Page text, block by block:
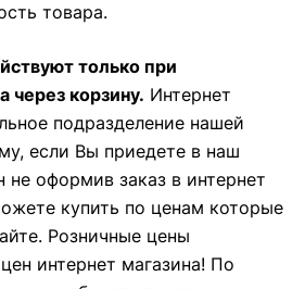
товара.
только при
через корзину. Интернет
подразделение нашей
если Вы приедете в наш
не оформив заказ в интернет
купить по ценам которые
Розничные цены
интернет магазина! По